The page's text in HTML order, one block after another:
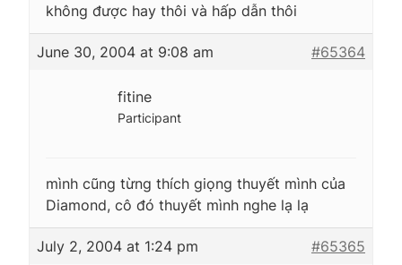
không được hay thôi và hấp dẫn thôi
June 30, 2004 at 9:08 am #65364
fitine
Participant
mình cũng từng thích giọng thuyết mình của
Diamond, cô đó thuyết mình nghe lạ lạ
July 2, 2004 at 1:24 pm #65365